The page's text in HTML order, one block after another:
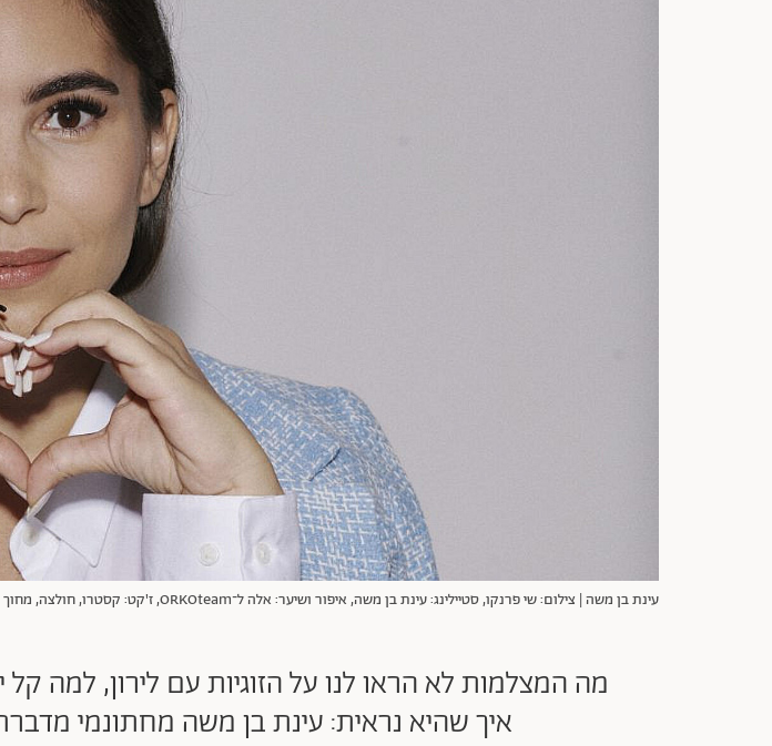
עינת בן משה | צילום: שי פרנקו, סטיילינג: עינת בן משה, איפור ושיער: אלה ל־ORKOteam, ז'קט: קסטרו, חולצה, מחוך ומכנסיים: אוסף פרטי
מה המצלמות לא הראו לנו על הזוגיות עם לירון, למה
איך שהיא נראית: עינת בן משה מחתונמי